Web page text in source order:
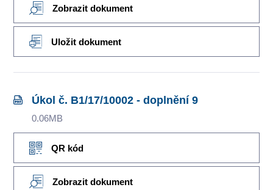
Zobrazit dokument
Uložit dokument
Úkol č. B1/17/10002 - doplnění 9
0.06MB
QR kód
Zobrazit dokument